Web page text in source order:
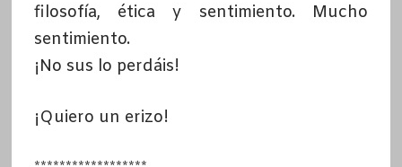
filosofía, ética y sentimiento. Mucho
sentimiento.
¡No sus lo perdáis!
¡Quiero un erizo!